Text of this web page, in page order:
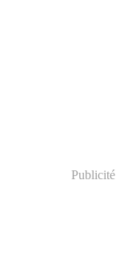
Publicité